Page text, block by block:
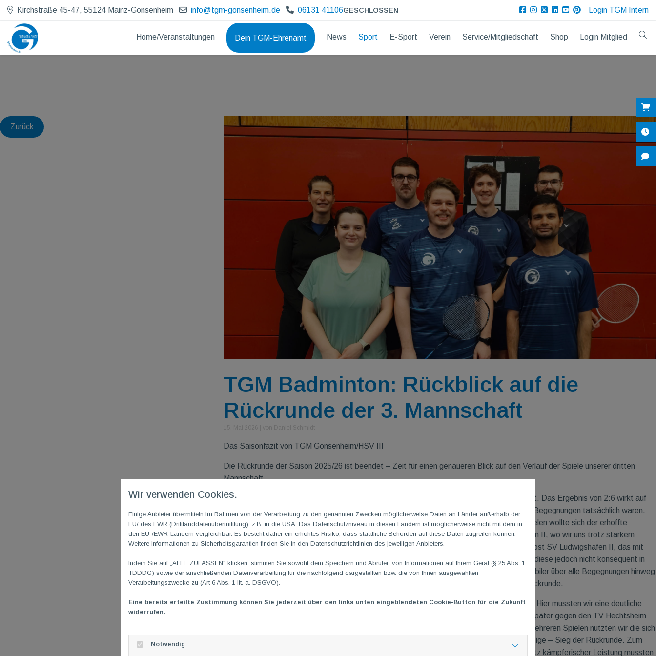
Kirchstraße 45-47, 55124 Mainz-Gonsenheim info@tgm-gonsenheim.de 06131 41106GESCHLOSSEN Login TGM Intern
Home/Veranstaltungen Dein TGM-Ehrenamt News Sport E-Sport Verein Service/Mitgliedschaft Shop Login Mitglied
Zurück
TGM Badminton: Rückblick auf die
Rückrunde der 3. Mannschaft
Das Saisonfazit von TGM Gonsenheim/HSV III
Die Rückrunde der Saison 2025/26 ist beendet – Zeit für einen genaueren Blick auf den Verlauf der Spiele unserer dritten
Mannschaft.
Zum Auftakt kam es, wie üblich, zum vereinsinternen Duell gegen unsere zweite Mannschaft. Das Ergebnis von 2:6 wirkt auf
dem Papier deutlich, spiegelt jedoch nicht wider, wie eng und umkämpft viele der einzelnen Begegnungen tatsächlich waren.
Dieser Trend zog sich durch viele Matches der Rückrunde. Auch in den darauffolgenden Spielen wollte sich der erhoffte
Umschwung zunächst nicht einstellen. Am nächsten Spieltag ging es gegen die TG Osthofen II, wo wir uns trotz starkem
Einsatz mit 1:7 geschlagen geben mussten. Wenig später folgte das Auswärtsspiel beim Post SV Ludwigshafen II, das mit
einer knappen 3:5-Niederlage endete. In beiden Partien zeigten wir gute Ansätze, konnten diese jedoch nicht konsequent in
Punkte umwandeln. Erst im Spiel gegen die SG Rheinhessen IV gelang es, die Leistung stabiler über alle Begegnungen hinweg
abzurufen. Mit einem 4:4-Unentschieden sicherten wir uns den ersten Tabellenpunkt der Rückrunde.
Am darauffolgenden Spieltag wartete mit dem TV Hechtsheim III eine schwierige Aufgabe. Hier mussten wir eine deutliche
0:8-Niederlage hinnehmen. Umso bemerkenswerter war die direkte Reaktion eine Woche später gegen den TV Hechtsheim
IV. Mit einer geschlossenen Mannschaftsleistung gelang ein überzeugender 6:2-Erfolg. In mehreren Spielen nutzten wir die sich
bietenden Chancen konsequent, der verdiente Lohn war der erste – und leider auch der einzige – Sieg der Rückrunde. Zum
Abschluss ging es gegen den TSV Mommenheim II, der sich als starker Gegner erwies. Trotz kämpferischer Leistung mussten
Wir verwenden Cookies.
Einige Anbieter übermitteln im Rahmen von der Verarbeitung zu den genannten Zwecken möglicherweise Daten an Länder außerhalb der
EU/ des EWR (Drittlanddatenübermittlung), z.B. in die USA. Das Datenschutzniveau in diesen Ländern ist möglicherweise nicht mit dem in
den EU-/EWR-Ländern vergleichbar. Es besteht daher ein erhöhtes Risiko, dass staatliche Behörden auf diese Daten zugreifen können.
Weitere Informationen zu Sicherheitsgarantien finden Sie in den Datenschutzrichtlinien des jeweiligen Anbieters.
Indem Sie auf „ALLE ZULASSEN" klicken, stimmen Sie sowohl dem Speichern und Abrufen von Informationen auf Ihrem Gerät (§ 25 Abs. 1
TDDDG) sowie der anschließenden Datenverarbeitung für die nachfolgend dargestellten bzw. die von Ihnen ausgewählten
Verarbeitungszwecke zu (Art 6 Abs. 1 lit. a. DSGVO).
Eine bereits erteilte Zustimmung können Sie jederzeit über den links unten eingeblendeten Cookie-Button für die Zukunft
widerrufen.
Notwendig